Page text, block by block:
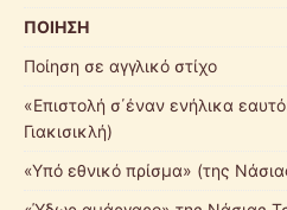
ΠΟΙΗΣΗ
Ποίηση σε αγγλικό στίχο
«Επιστολή σ΄έναν ενήλικα
Γιακισικλή)
«Υπό εθνικό πρίσμα» (της